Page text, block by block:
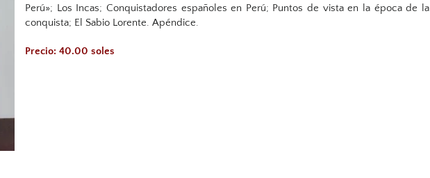
Perú»; Los Incas; Conquistadores españoles en Perú; Puntos de vista en la época de la
conquista; El Sabio Lorente. Apéndice.
Precio: 40.00 soles